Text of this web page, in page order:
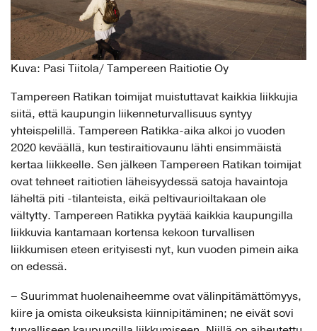
Kuva: Pasi Tiitola/ Tampereen Raitiotie Oy
Tampereen Ratikan toimijat muistuttavat kaikkia liikkujia
siitä, että kaupungin liikenneturvallisuus syntyy
yhteispelillä. Tampereen Ratikka-aika alkoi jo vuoden
2020 keväällä, kun testiraitiovaunu lähti ensimmäistä
kertaa liikkeelle. Sen jälkeen Tampereen Ratikan toimijat
ovat tehneet raitiotien läheisyydessä satoja havaintoja
läheltä piti -tilanteista, eikä peltivaurioiltakaan ole
vältytty. Tampereen Ratikka pyytää kaikkia kaupungilla
liikkuvia kantamaan kortensa kekoon turvallisen
liikkumisen eteen erityisesti nyt, kun vuoden pimein aika
on edessä.
– Suurimmat huolenaiheemme ovat välinpitämättömyys,
kiire ja omista oikeuksista kiinnipitäminen; ne eivät sovi